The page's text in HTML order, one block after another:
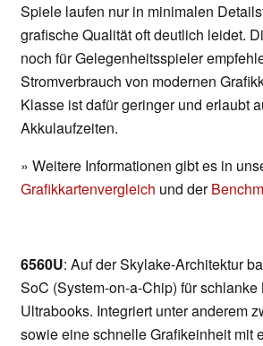
Spiele laufen nur in minimalen
grafische Qualität oft deutlich leidet.
noch für Gelegenheitsspieler
Stromverbrauch von modernen
Klasse ist dafür geringer und erlaubt
Akkulaufzeiten.
» Weitere Informationen gibt es in
Grafikkartenvergleich und der
6560U: Auf der Skylake-Architektur
SoC (System-on-a-Chip) für schlanke
Ultrabooks. Integriert unter anderem
sowie eine schnelle Grafikeinheit mit